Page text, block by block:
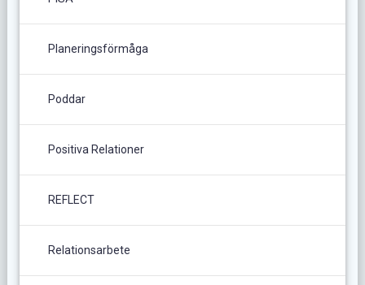
Planeringsförmåga
Poddar
Positiva Relationer
REFLECT
Relationsarbete